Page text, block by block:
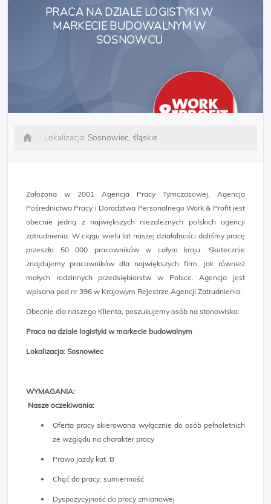
PRACA NA DZIALE LOGISTYKI W
MARKECIE BUDOWALNYM W
SOSNOWCU
Lokalizacja: Sosnowiec, śląskie
Założona w 2001 Agencja Pracy Tymczasowej, Agencja
Pośrednictwa Pracy i Doradztwa Personalnego Work & Profit jest
obecnie jedną z największych niezależnych polskich agencji
zatrudnienia. W ciągu wielu lat naszej działalności daliśmy pracę
przeszło 50 000 pracowników w całym kraju. Skutecznie
znajdujemy pracowników dla największych firm, jak również
małych rodzinnych przedsiębiorstw w Polsce. Agencja jest
wpisana pod nr 396 w Krajowym Rejestrze Agencji Zatrudnienia.
Obecnie dla naszego Klienta, poszukujemy osób na stanowisko:
Praca na dziale logistyki w markecie budowalnym
Lokalizacja: Sosnowiec
WYMAGANIA:
Nasze oczekiwania:
Oferta pracy skierowana wyłącznie do osób pełnoletnich
ze względu na charakter pracy
Prawo jazdy kat. B
Chęć do pracy, sumienność
Dyspozycyjność do pracy zmianowej